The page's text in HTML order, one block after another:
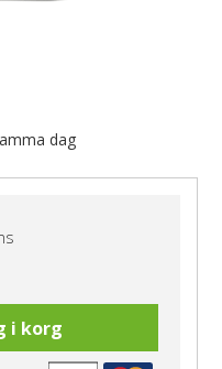
dag
i korg